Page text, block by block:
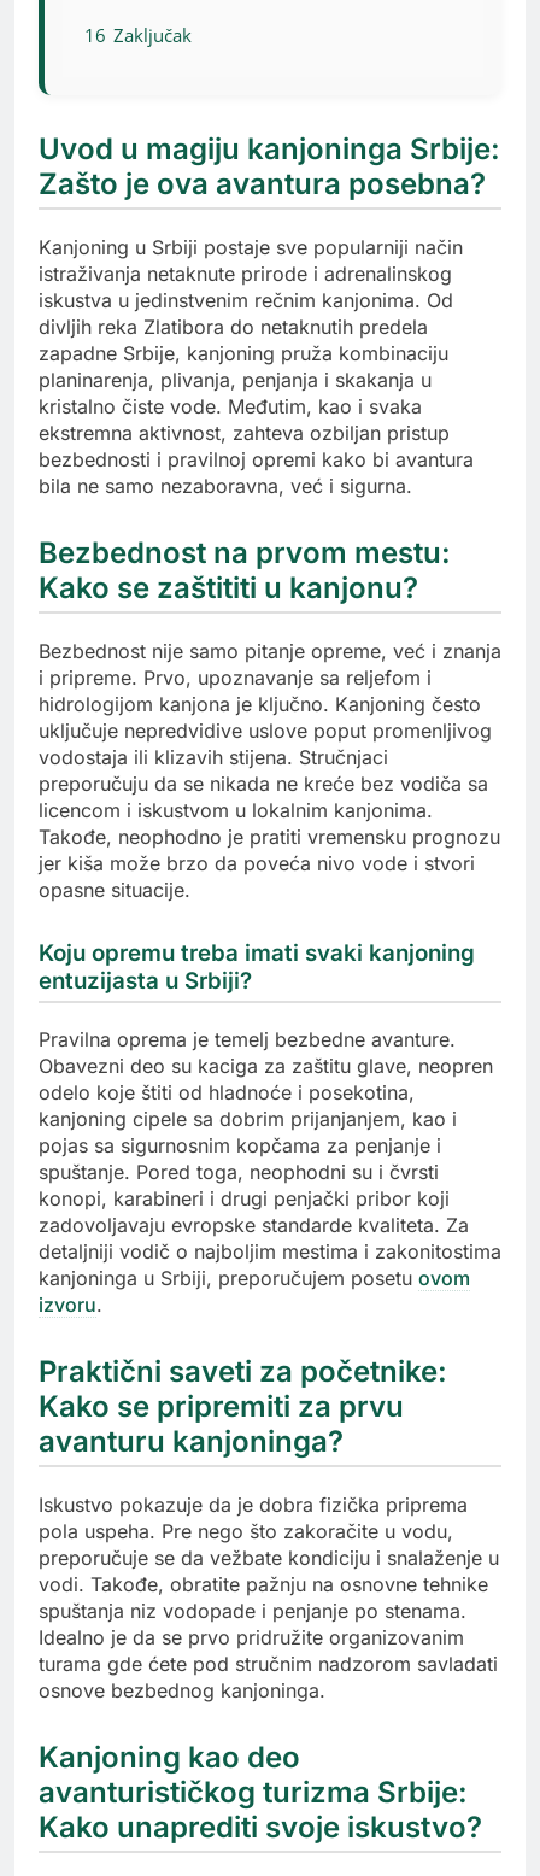
16 Zaključak
Uvod u magiju kanjoninga Srbije:
Zašto je ova avantura posebna?
Kanjoning u Srbiji postaje sve popularniji način
istraživanja netaknute prirode i adrenalinskog
iskustva u jedinstvenim rečnim kanjonima. Od
divljih reka Zlatibora do netaknutih predela
zapadne Srbije, kanjoning pruža kombinaciju
planinarenja, plivanja, penjanja i skakanja u
kristalno čiste vode. Međutim, kao i svaka
ekstremna aktivnost, zahteva ozbiljan pristup
bezbednosti i pravilnoj opremi kako bi avantura
bila ne samo nezaboravna, već i sigurna.
Bezbednost na prvom mestu:
Kako se zaštititi u kanjonu?
Bezbednost nije samo pitanje opreme, već i znanja
i pripreme. Prvo, upoznavanje sa reljefom i
hidrologijom kanjona je ključno. Kanjoning često
uključuje nepredvidive uslove poput promenljivog
vodostaja ili klizavih stijena. Stručnjaci
preporučuju da se nikada ne kreće bez vodiča sa
licencom i iskustvom u lokalnim kanjonima.
Takođe, neophodno je pratiti vremensku prognozu
jer kiša može brzo da poveća nivo vode i stvori
opasne situacije.
Koju opremu treba imati svaki kanjoning
entuzijasta u Srbiji?
Pravilna oprema je temelj bezbedne avanture.
Obavezni deo su kaciga za zaštitu glave, neopren
odelo koje štiti od hladnoće i posekotina,
kanjoning cipele sa dobrim prijanjanjem, kao i
pojas sa sigurnosnim kopčama za penjanje i
spuštanje. Pored toga, neophodni su i čvrsti
konopi, karabineri i drugi penjački pribor koji
zadovoljavaju evropske standarde kvaliteta. Za
detaljniji vodič o najboljim mestima i zakonitostima
kanjoninga u Srbiji, preporučujem posetu ovom
izvoru.
Praktični saveti za početnike:
Kako se pripremiti za prvu
avanturu kanjoninga?
Iskustvo pokazuje da je dobra fizička priprema
pola uspeha. Pre nego što zakoračite u vodu,
preporučuje se da vežbate kondiciju i snalaženje u
vodi. Takođe, obratite pažnju na osnovne tehnike
spuštanja niz vodopade i penjanje po stenama.
Idealno je da se prvo pridružite organizovanim
turama gde ćete pod stručnim nadzorom savladati
osnove bezbednog kanjoninga.
Kanjoning kao deo
avanturističkog turizma Srbije:
Kako unaprediti svoje iskustvo?